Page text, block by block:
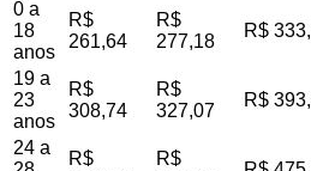
0 a
18
anos
R$
261,64
R$
277,18
R$
19 a
23
anos
R$
308,74
R$
327,07
R$
24 a
R$
R$